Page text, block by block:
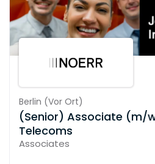
Berlin (Vor Ort)
(Senior) Associate (m/
Telecoms
Associates